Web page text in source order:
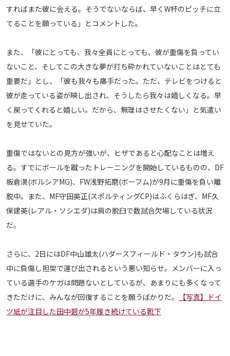
プライバシーポリシー
お問い合わせ
Share
すればまた彼に会える。そうでないならば、早くW杯のピッチに立
てることを願っている」とコメントした。
また、「彼にとっても、我々全員にとっても、彼が重傷を負ってい
ないこと、そしてこの大きな夢が打ち砕かれていないことはとても
重要だ」とし、「彼も我々も痛手だった。ただ、テレビをつけると
彼が走っている姿が映し出され、そうしたら我々は嬉しくなる。早
く戻ってくれると嬉しい。だから、無理はさせたくない」と気遣い
を見せていた。
重傷ではないとの見方が強いが、ヒザであると心配なことは増え
る。すでにボールを蹴ったトレーニングを開始しているものの、DF
板倉滉(ボルシアMG)、FW浅野拓磨(ボーフム)が9月に重傷を負い離
脱中。また、MF守田英正(スポルティングCP)はふくらはぎ、MF久
保建英(レアル・ソシエダ)は肩の脱臼で数試合欠場している状況
だ。
さらに、2日にはDF中山雄太(ハダースフィールド・タウン)も試合
中に負傷し担架で運び出されるという悪い知らせ。メンバーに入っ
ている選手のケガは問題ないとしているが、あまりにも多くなって
きただけに、みんなが回復することを願うばかりだ。
【写真】ドイ
ツ紙が注目した田中碧が5年履き続けている靴下